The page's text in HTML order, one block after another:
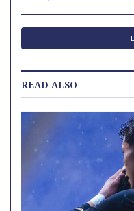
READ ALSO